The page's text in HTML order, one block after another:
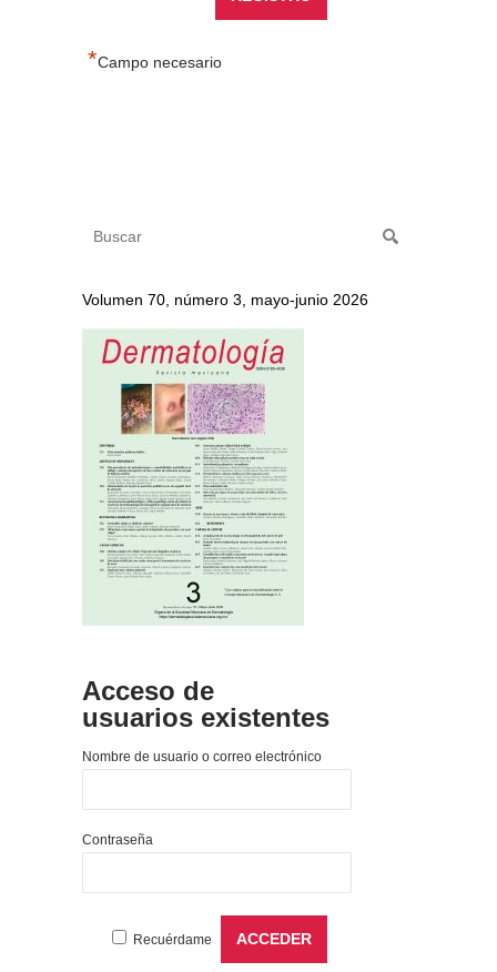
*Campo necesario
Volumen 70, número 3, mayo-junio 2026
Acceso de
usuarios existentes
Nombre de usuario o correo electrónico
Contraseña
Recuérdame